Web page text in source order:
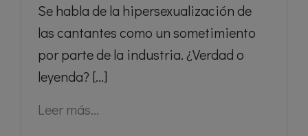
Se habla de la hipersexualización de
las cantantes como un sometimiento
por parte de la industria. ¿Verdad o
leyenda? [...]
Leer más...